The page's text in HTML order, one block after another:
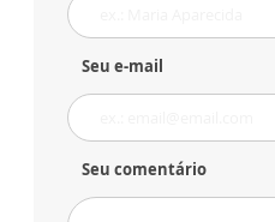
Seu e-mail
Seu comentário